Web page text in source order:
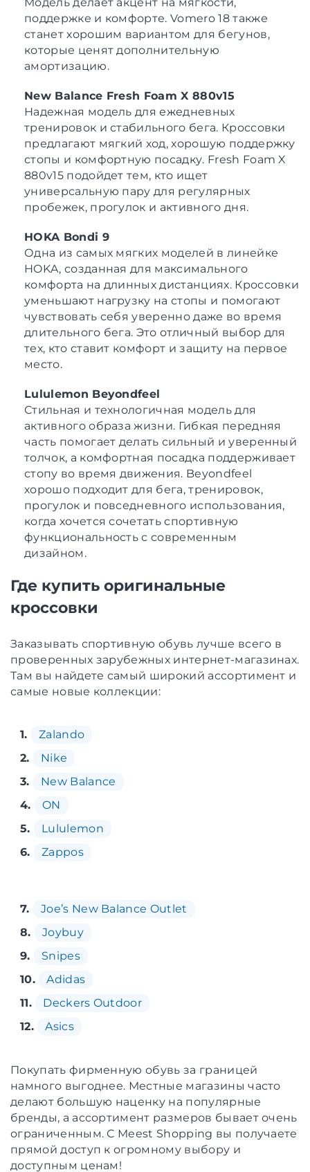
поддержке и комфорте. Vomero 18 также
станет хорошим вариантом для бегунов,
которые ценят дополнительную
амортизацию.
New Balance Fresh Foam X 880v15
Надежная модель для ежедневных
тренировок и стабильного бега. Кроссовки
предлагают мягкий ход, хорошую поддержку
стопы и комфортную посадку. Fresh Foam X
880v15 подойдет тем, кто ищет
универсальную пару для регулярных
пробежек, прогулок и активного дня.
HOKA Bondi 9
Одна из самых мягких моделей в линейке
HOKA, созданная для максимального
комфорта на длинных дистанциях. Кроссовки
уменьшают нагрузку на стопы и помогают
чувствовать себя уверенно даже во время
длительного бега. Это отличный выбор для
тех, кто ставит комфорт и защиту на первое
место.
Lululemon Beyondfeel
Стильная и технологичная модель для
активного образа жизни. Гибкая передняя
часть помогает делать сильный и уверенный
толчок, а комфортная посадка поддерживает
стопу во время движения. Beyondfeel
хорошо подходит для бега, тренировок,
прогулок и повседневного использования,
когда хочется сочетать спортивную
функциональность с современным
дизайном.
Где купить оригинальные
кроссовки
Заказывать спортивную обувь лучше всего в
проверенных зарубежных интернет-магазинах.
Там вы найдете самый широкий ассортимент и
самые новые коллекции:
1.
Zalando
2.
Nike
3.
New Balance
4.
ON
5.
Lululemon
6.
Zappos
7.
Joe’s New Balance Outlet
8.
Joybuy
9.
Snipes
10.
Adidas
11.
Deckers Outdoor
12.
Asics
Покупать фирменную обувь за границей
намного выгоднее. Местные магазины часто
делают большую наценку на популярные
бренды, а ассортимент размеров бывает очень
ограниченным. С Meest Shopping вы получаете
прямой доступ к огромному выбору и
доступным ценам!